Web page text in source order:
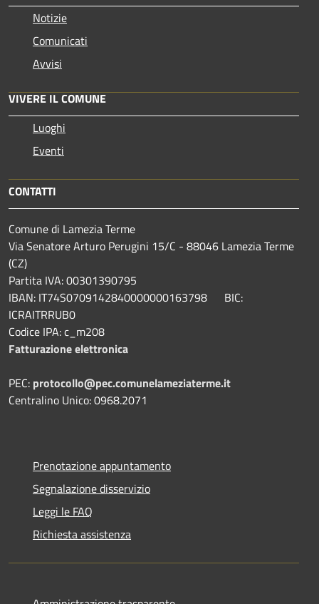
Notizie
Comunicati
Avvisi
VIVERE IL COMUNE
Luoghi
Eventi
CONTATTI
Comune di Lamezia Terme
Via Senatore Arturo Perugini 15/C - 88046 Lamezia Terme
(CZ)
Partita IVA: 00301390795
IBAN: IT74S0709142840000000163798 BIC:
ICRAITRRUB0
Codice IPA: c_m208
Fatturazione elettronica
PEC: protocollo@pec.comunelameziaterme.it
Centralino Unico: 0968.2071
Prenotazione appuntamento
Segnalazione disservizio
Leggi le FAQ
Richiesta assistenza